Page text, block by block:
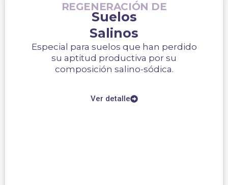
REGENERACIÓN DE
Suelos
Salinos
Especial para suelos que han perdido
su aptitud productiva por su
composición salino-sódica.
Ver detalle